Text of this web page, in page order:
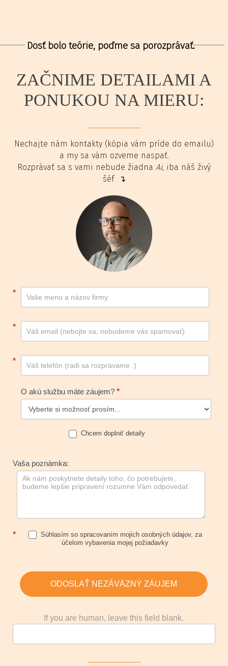
Dosť bolo teórie, poďme sa porozprávať.
ZAČNIME DETAILAMI A
PONUKOU NA MIERU:
Nechajte nám kontakty (kópia vám príde do emailu)
a my sa vám ozveme naspať.
Rozprávať sa s vami nebude žiadna Ai, iba náš živý
šéf ↴
Kontakt
footer
*
*
*
O akú službu máte záujem? *
Chcem doplniť detaily
Vaša poznámka:
*
Súhlasím so spracovaním mojich osobných údajov, za
účelom vybavenia mojej požiadavky
ODOSLAŤ NEZÁVÄZNÝ ZÁUJEM
If you are human, leave this field blank.